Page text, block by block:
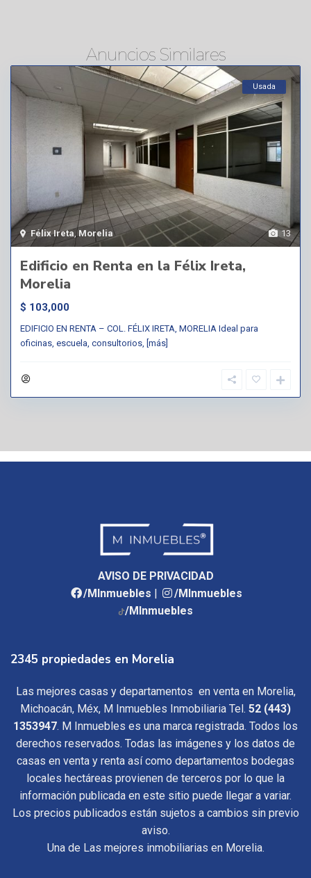
Anuncios Similares
13
Félix Ireta ,Morelia
Usada
Edificio en Renta en la Félix Ireta,
Morelia
$ 103,000
EDIFICIO EN RENTA – COL. FÉLIX IRETA, MORELIA Ideal para
oficinas, escuela, consultorios, [más]
AVISO DE PRIVACIDAD
/MInmuebles |
/MInmuebles
/MInmuebles
2345 propiedades en Morelia
Las mejores casas y departamentos en venta en Morelia,
Michoacán, Méx, M Inmuebles Inmobiliaria Tel. 52 (443)
1353947. M Inmuebles es una marca registrada. Todos los
derechos reservados. Todas las imágenes y los datos de
casas en venta y renta así como departamentos bodegas
locales hectáreas provienen de terceros por lo que la
información publicada en este sitio puede llegar a variar.
Los precios publicados están sujetos a cambios sin previo
aviso.
Una de Las mejores inmobiliarias en Morelia.